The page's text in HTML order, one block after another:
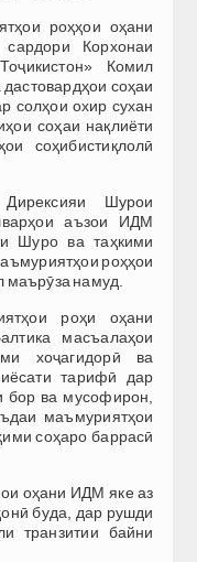
роҳҳои оҳани
Корхонаи
Комил
соҳаи
солҳои охир сухан
соҳаи нақлиёти
соҳибистиқлолӣ
Шурои
аъзои ИДМ
Шуро ва таҳкими
роҳҳои
маърӯза намуд.
роҳи оҳани
масъалаҳои
хоҷагидорӣ ва
тарифӣ дар
бор ва мусофирон,
маъмуриятҳои
соҳаро баррасӣ
оҳани ИДМ яке аз
буда, дар рушди
транзитии байни